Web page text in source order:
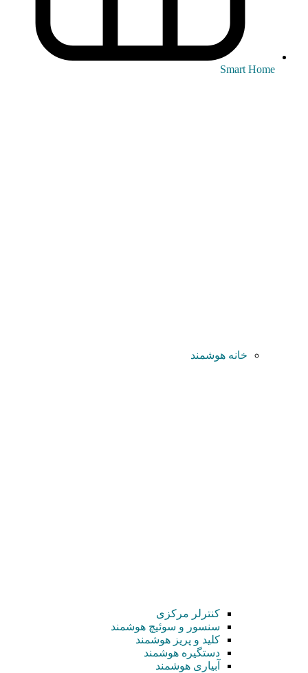
Smart Home
خانه هوشمند
کنترلر مرکزی
سنسور و سوئیچ هوشمند
کلید و پریز هوشمند
دستگیره هوشمند
آبیاری هوشمند